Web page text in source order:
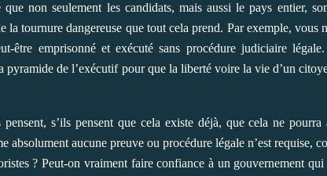
non seulement les candidats, mais aussi le pays entier,
la tournure dangereuse que tout cela prend. Par exemple, vous
être emprisonné et exécuté sans procédure judiciaire
pyramide de l’exécutif pour que la liberté voire la vie d’un
s’ils pensent que cela existe déjà, que cela ne pourra
absolument aucune preuve ou procédure légale n’est requise,
? Peut-on vraiment faire confiance à un gouvernement qui